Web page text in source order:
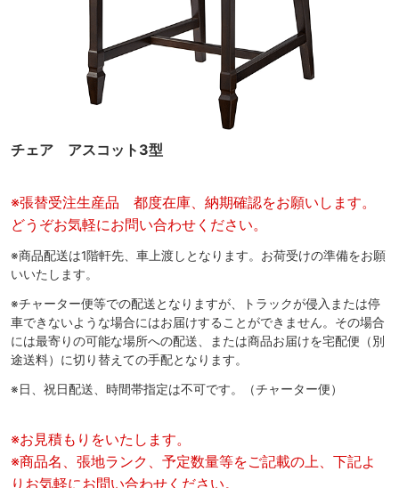
チェア アスコット3型
※張替受注生産品 都度在庫、納期確認をお願いします。
どうぞお気軽にお問い合わせください。
※商品配送は1階軒先、車上渡しとなります。お荷受けの準備をお願
いいたします。
※チャーター便等での配送となりますが、トラックが侵入または停
車できないような場合にはお届けすることができません。その場合
には最寄りの可能な場所への配送、または商品お届けを宅配便（別
途送料）に切り替えての手配となります。
※日、祝日配送、時間帯指定は不可です。（チャーター便）
※お見積もりをいたします。
※商品名、張地ランク、予定数量等をご記載の上、下記よ
りお気軽にお問い合わせください。